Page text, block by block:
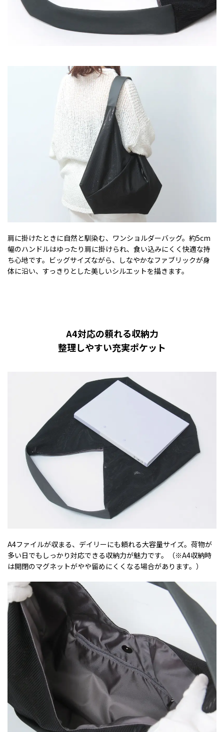
肩に掛けたときに自然と馴染む、ワンショルダーバッグ。約5cm
幅のハンドルはゆったり肩に掛けられ、食い込みにくく快適な持
ち心地です。ビッグサイズながら、しなやかなファブリックが身
体に沿い、すっきりとした美しいシルエットを描きます。
A4対応の頼れる収納力
整理しやすい充実ポケット
A4ファイルが収まる、デイリーにも頼れる大容量サイズ。荷物が
多い日でもしっかり対応できる収納力が魅力です。（※A4収納時
は開閉のマグネットがやや留めにくくなる場合があります。）